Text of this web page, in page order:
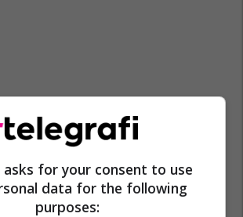
asks for your consent to use
data for the following
purposes: